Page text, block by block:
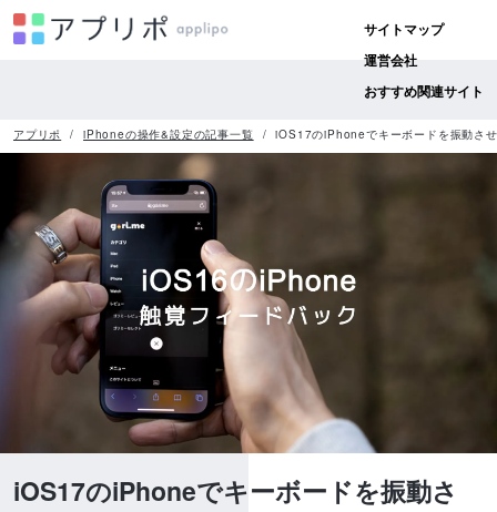
サイトマップ
運営会社
おすすめ関連サイト
アプリポ iPhoneの操作&設定の記事一覧 iOS17のiPhoneでキーボードを振動さ
iOS17のiPhoneでキーボードを振動さ